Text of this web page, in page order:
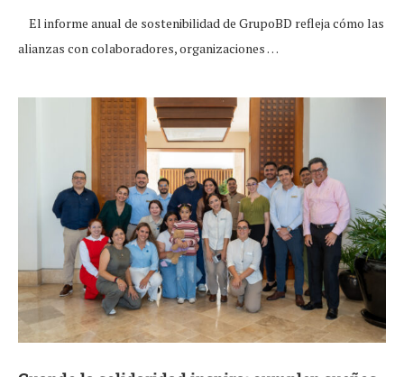
El informe anual de sostenibilidad de GrupoBD refleja cómo las
alianzas con colaboradores, organizaciones …